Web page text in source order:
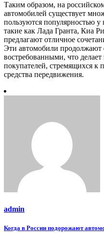
Таким образом, на
автомобилей существует
пользуются популярностью
такие как Лада Гранта, Киа
предлагают отличное
Эти автомобили продолжают
востребованными, что
покупателей, стремящихся к
средства передвижения.
admin
Навигация
Когда в России подорожают